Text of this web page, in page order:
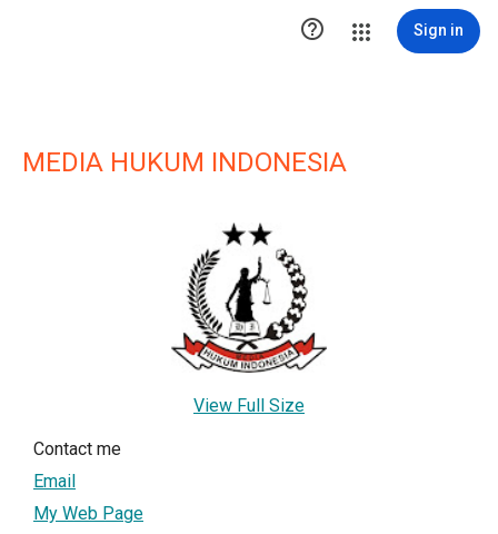
 Sign in
MEDIA HUKUM INDONESIA
View Full Size
Contact me
Email
My Web Page